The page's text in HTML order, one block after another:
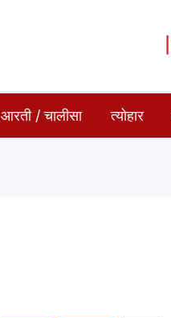
आरती / चालीसा त्योहार